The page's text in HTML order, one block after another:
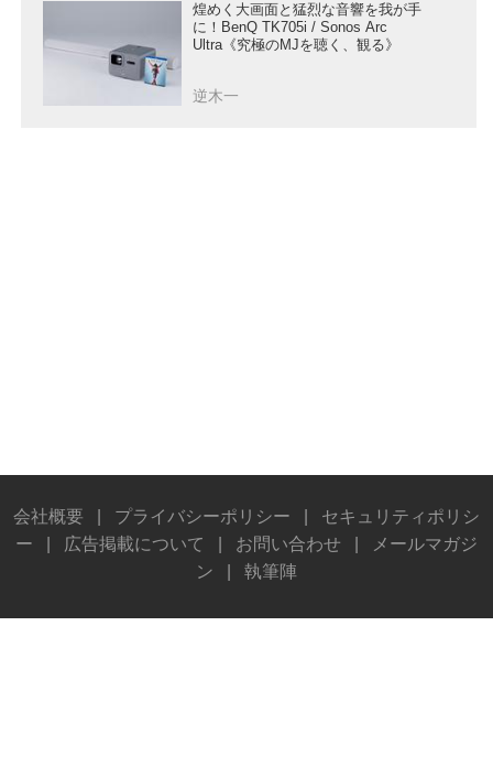
煌めく大画面と猛烈な音響を我が手
に！BenQ TK705i / Sonos Arc
Ultra《究極のMJを聴く、観る》
逆木一
会社概要 プライバシーポリシー
セキュリティポリシ
ー
広告掲載について お問い合わせ
メールマガジ
ン
執筆陣